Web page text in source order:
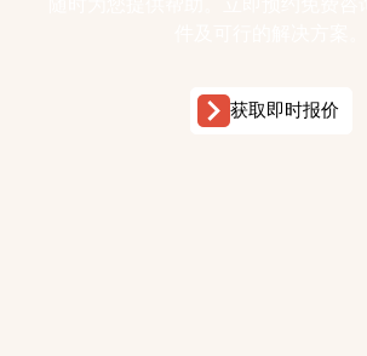
获取即时报价